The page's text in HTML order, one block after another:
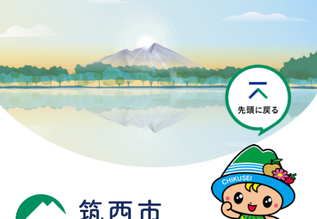
筑西市